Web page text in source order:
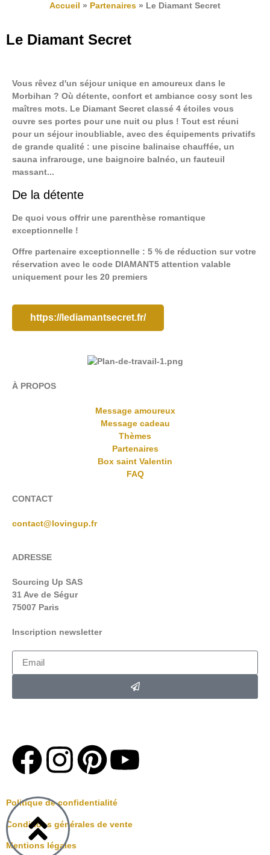
Accueil » Partenaires » Le Diamant Secret
Le Diamant Secret
Vous rêvez d'un séjour unique en amoureux dans le
Morbihan ? Où détente, confort et ambiance cosy sont les
maîtres mots. Le Diamant Secret classé 4 étoiles vous
ouvre ses portes pour une nuit ou plus ! Tout est réuni
pour un séjour inoubliable, avec des équipements privatifs
de grande qualité : une piscine balinaise chauffée, un
sauna infrarouge, une baignoire balnéo, un fauteuil
massant...
De la détente
De quoi vous offrir une parenthèse romantique
exceptionnelle !
Offre partenaire exceptionnelle : 5 % de réduction sur votre
réservation avec le code DIAMANT5 attention valable
uniquement pour les 20 premiers
https://lediamantsecret.fr/
À PROPOS
Message amoureux
Message cadeau
Thèmes
Partenaires
Box saint Valentin
FAQ
CONTACT
contact@lovingup.fr
ADRESSE
Sourcing Up SAS
31 Ave de Ségur
75007 Paris
Inscription newsletter
Politique de confidentialité
Conditions générales de vente
Mentions légales